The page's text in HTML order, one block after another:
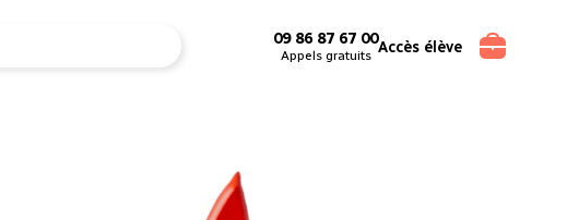
09 86 87 67 00
Appels gratuits Accès élève